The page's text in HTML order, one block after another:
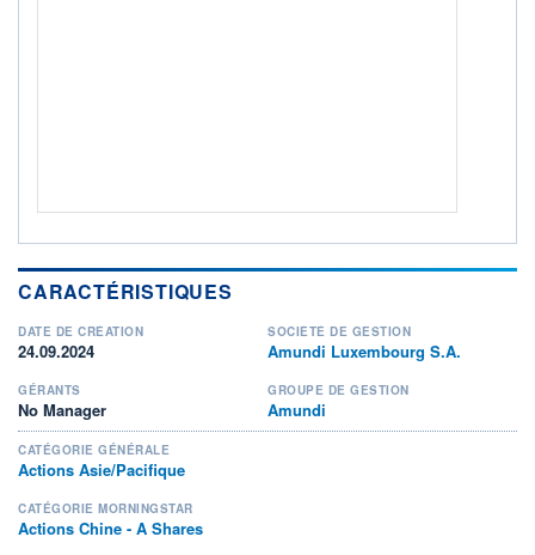
CARACTÉRISTIQUES
DATE DE CRÉATION
24.09.2024
SOCIÉTÉ DE GESTION
Amundi Luxembourg S.A.
GÉRANTS
No Manager
GROUPE DE GESTION
Amundi
CATÉGORIE GÉNÉRALE
Actions Asie/Pacifique
CATÉGORIE MORNINGSTAR
Actions Chine - A Shares